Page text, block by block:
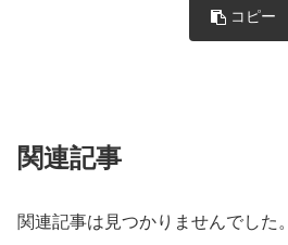
コピー
関連記事
関連記事は見つかりませんでした。